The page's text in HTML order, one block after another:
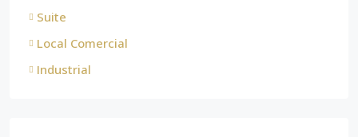
Suite
Local Comercial
Industrial